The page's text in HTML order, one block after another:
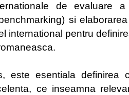
de evaluare
si
international pentru
este esentiala definirea
ce inseamna